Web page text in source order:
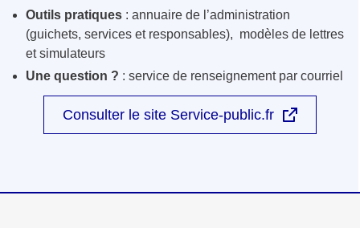
Outils pratiques : annuaire de l’administration
(guichets, services et responsables), modèles de lettres
et simulateurs
Une question ? : service de renseignement par courriel
Consulter le site Service-public.fr